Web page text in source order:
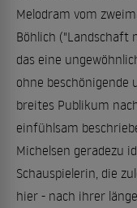
Melodram vom
Böhlich ("Landschaft
das eine
ohne beschönigende
breites Publikum
einfühlsam
Michelsen geradezu
Schauspielerin, die
hier - nach ihrer